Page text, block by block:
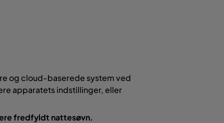
og cloud-baserede system ved
apparatets indstillinger, eller
fredfyldt nattesøvn.